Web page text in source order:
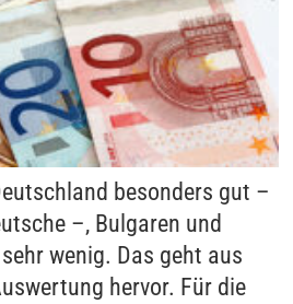
besonders gut –
–, Bulgaren und
wenig. Das geht aus
hervor. Für die